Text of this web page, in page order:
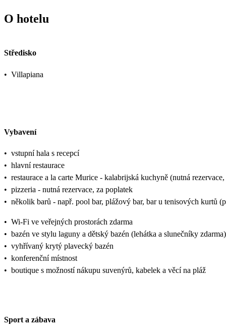
O hotelu
Středisko
• Villapiana
Vybavení
• vstupní hala s recepcí
• hlavní restaurace
• restaurace a la carte Murice - kalabrijská kuchyně (nutná
• pizzeria - nutná rezervace, za poplatek
• několik barů - např. pool bar, plážový bar, bar u tenisových kurtů
• Wi-Fi ve veřejných prostorách zdarma
• bazén ve stylu laguny a dětský bazén (lehátka a slunečníky zdarma)
• vyhřívaný krytý plavecký bazén
• konferenční místnost
• boutique s možností nákupu suvenýrů, kabelek a věcí na pláž
Sport a zábava